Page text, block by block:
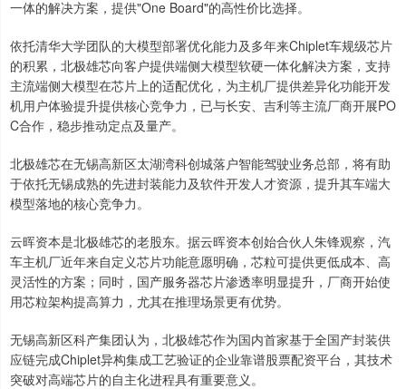
一体的解决方案，提供"One Board"的高性价比选择。
依托清华大学团队的大模型部署优化能力及多年来Chiplet车规级芯片
的积累，北极雄芯向客户提供端侧大模型软硬一体化解决方案，支持
主流端侧大模型在芯片上的适配优化，为主机厂提供差异化功能开发
机用户体验提升提供核心竞争力，已与长安、吉利等主流厂商开展PO
C合作，稳步推动定点及量产。
北极雄芯在无锡高新区太湖湾科创城落户智能驾驶业务总部，将有助
于依托无锡成熟的先进封装能力及软件开发人才资源，提升其车端大
模型落地的核心竞争力。
云晖资本是北极雄芯的老股东。据云晖资本创始合伙人朱锋观察，汽
车主机厂近年来自定义芯片功能意愿明确，芯粒可提供更低成本、高
灵活性的方案；同时，国产服务器芯片渗透率明显提升，厂商开始使
用芯粒架构提高算力，尤其在推理场景更有优势。
无锡高新区科产集团认为，北极雄芯作为国内首家基于全国产封装供
应链完成Chiplet异构集成工艺验证的企业靠谱股票配资平台，其技术
突破对高端芯片的自主化进程具有重要意义。